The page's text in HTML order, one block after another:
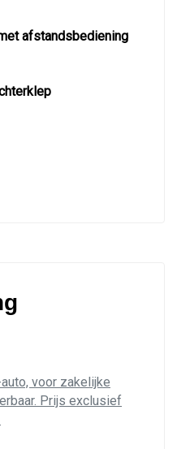
afstandsbediening
voor zakelijke
Prijs exclusief